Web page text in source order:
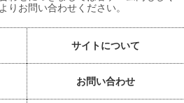
りお問い合わせください。
サイトについて
お問い合わせ